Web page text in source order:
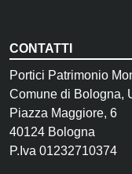
CONTATTI
Portici Patrimonio
Comune di Bologna,
Piazza Maggiore, 6
40124 Bologna
P.Iva 01232710374